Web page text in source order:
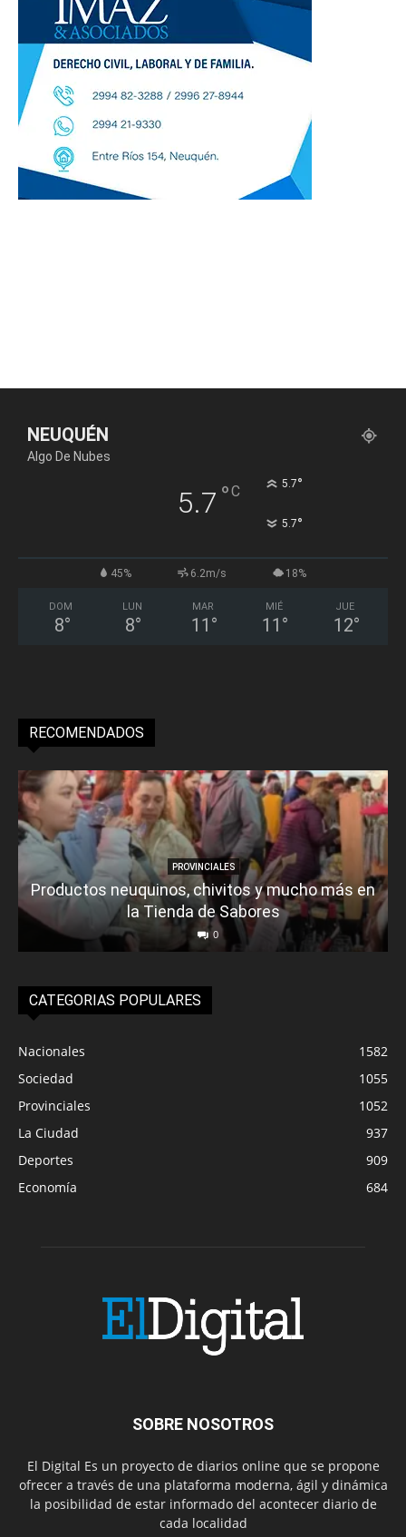
NEUQUÉN
Algo De Nubes
5.7 °C 5.7°
5.7°
45% 6.2m/s 18%
DOM
8°
LUN
8°
MAR
11 °
MIÉ
11 °
JUE
12°
RECOMENDADOS
PROVINCIALES
Productos neuquinos, chivitos y mucho más en
la Tienda de Sabores
0
CATEGORIAS POPULARES
Nacionales
1582
Sociedad
1055
Provinciales
1052
La Ciudad
937
Deportes
909
Economía
684
SOBRE NOSOTROS
El Digital Es un proyecto de diarios online que se propone
ofrecer a través de una plataforma moderna, ágil y dinámica
la posibilidad de estar informado del acontecer diario de
cada localidad